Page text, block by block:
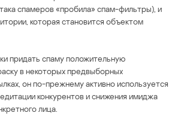
спамеров «пробила» спам-фильтры), и
которая становится объектом
придать спаму положительную
в некоторых предвыборных
он по-прежнему активно используется
конкурентов и снижения имиджа
лица.